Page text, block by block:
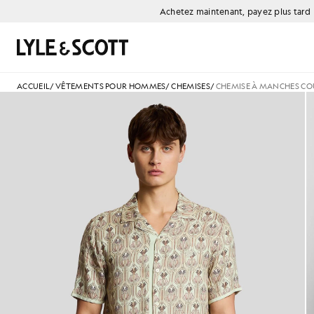
Aller directement au contenu principalAchetez maintenant, payez plus tard
Rechercher
ACCUEIL/VÊTEMENTS POUR HOMMES/CHEMISES/CHEMISE À MANCHES